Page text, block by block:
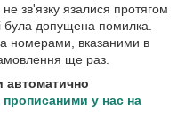
зв'язку язалися протягом
була допущена помилка.
номерами, вказаними в
ще раз.
автоматично
у нас на